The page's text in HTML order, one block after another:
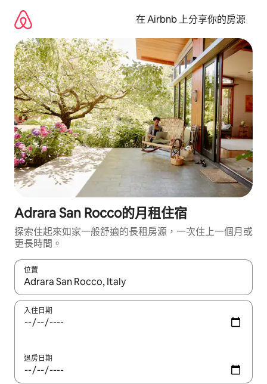
在 Airbnb 上分享你的房源
Adrara San Rocco的月租住宿
探索住起來如家一般舒適的長租房源，一次住上一個月或
更長時間。
位置
如有搜尋結果，瀏覽內容時請使用上下箭頭，或輕點、滑動裝置。
入住日期
退房日期